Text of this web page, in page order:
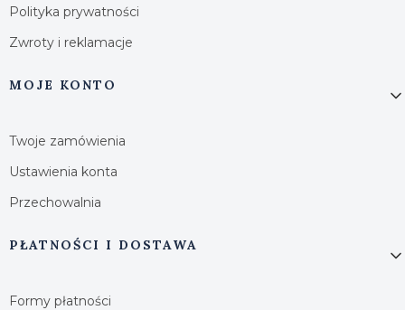
Polityka prywatności
Zwroty i reklamacje
MOJE KONTO
Twoje zamówienia
Ustawienia konta
Przechowalnia
PŁATNOŚCI I DOSTAWA
Formy płatności